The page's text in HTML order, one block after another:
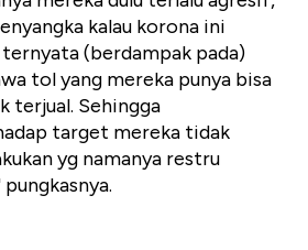
kalau korona ini
(berdampak pada)
tol yang mereka punya bisa
terjual. Sehingga
target mereka tidak
yg namanya restru